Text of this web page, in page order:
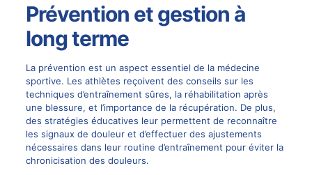
Prévention et gestion à
long terme
La prévention est un aspect essentiel de la médecine
sportive. Les athlètes reçoivent des conseils sur les
techniques d’entraînement sûres, la réhabilitation après
une blessure, et l’importance de la récupération. De plus,
des stratégies éducatives leur permettent de reconnaître
les signaux de douleur et d’effectuer des ajustements
nécessaires dans leur routine d’entraînement pour éviter la
chronicisation des douleurs.